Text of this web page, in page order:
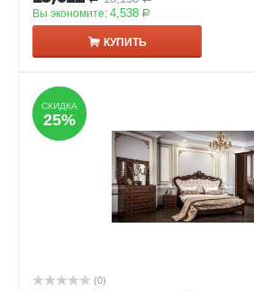
Вы экономите: 4,538 Р
КУПИТЬ
СКИДКА
25%
СКИДКА
25%
(0)